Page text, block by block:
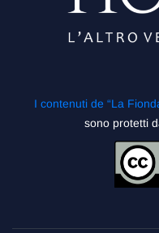
I contenuti de “La
sono protetti